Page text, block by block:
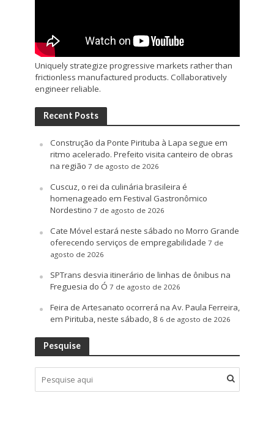
Uniquely strategize progressive markets rather than
frictionless manufactured products. Collaboratively
engineer reliable.
Recent Posts
Construção da Ponte Pirituba à Lapa segue em
ritmo acelerado. Prefeito visita canteiro de obras
na região 7 de agosto de 2026
Cuscuz, o rei da culinária brasileira é
homenageado em Festival Gastronômico
Nordestino 7 de agosto de 2026
Cate Móvel estará neste sábado no Morro Grande
oferecendo serviços de empregabilidade 7 de
agosto de 2026
SPTrans desvia itinerário de linhas de ônibus na
Freguesia do Ó 7 de agosto de 2026
Feira de Artesanato ocorrerá na Av. Paula Ferreira,
em Pirituba, neste sábado, 8 6 de agosto de 2026
Pesquise